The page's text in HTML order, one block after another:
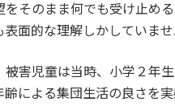
そのまま何でも受け止め
面的な理解しかしていませ
害児童は当時、小学２年
による集団生活の良さを